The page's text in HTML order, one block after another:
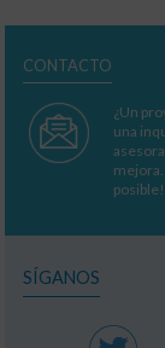
CONTACTO
¿Un
una
posible!
SÍGANOS